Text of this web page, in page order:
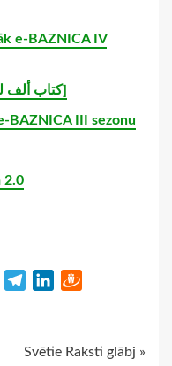
e-BAZNICA IV
Tūkstots un viena … [… كتاب ألف ليلة]
BAZNICA III sezonu
2.0
WhatsApp
TelegramLinkedIn
Svētie Raksti glābj »